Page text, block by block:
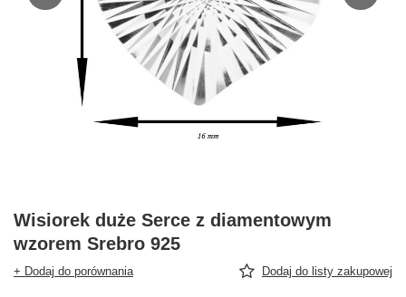
Wisiorek duże Serce z diamentowym
wzorem Srebro 925
+ Dodaj do porównania Dodaj do listy zakupowej